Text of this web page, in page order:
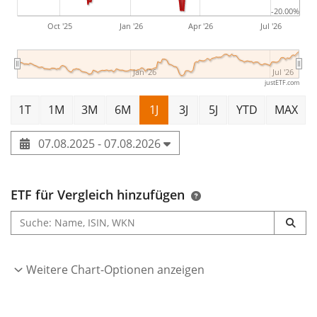
Quelle: AfU Research GmbH
Oct '25 Jan '26 Apr '26 Jul '26
Jan '26 Jul '26
-20.00%
justETF.com
1T 1M 3M 6M 1J 3J 5J YTD MAX
07.08.2025 - 07.08.2026
ETF für Vergleich hinzufügen
Weitere Chart-Optionen anzeigen